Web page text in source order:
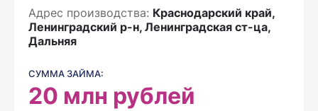
Адрес производства: Краснодарский край,
Ленинградский р-н, Ленинградская ст-ца,
Дальняя
СУММА ЗАЙМА:
20 млн рублей